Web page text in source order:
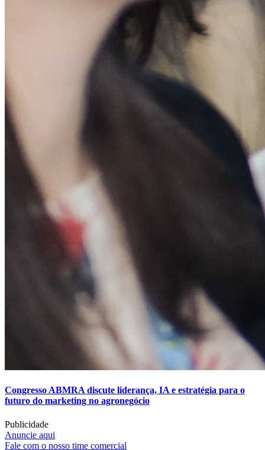
Congresso ABMRA discute liderança, IA e estratégia para o
futuro do marketing no agronegócio
Publicidade
Anuncie aqui
Fale com o nosso time comercial